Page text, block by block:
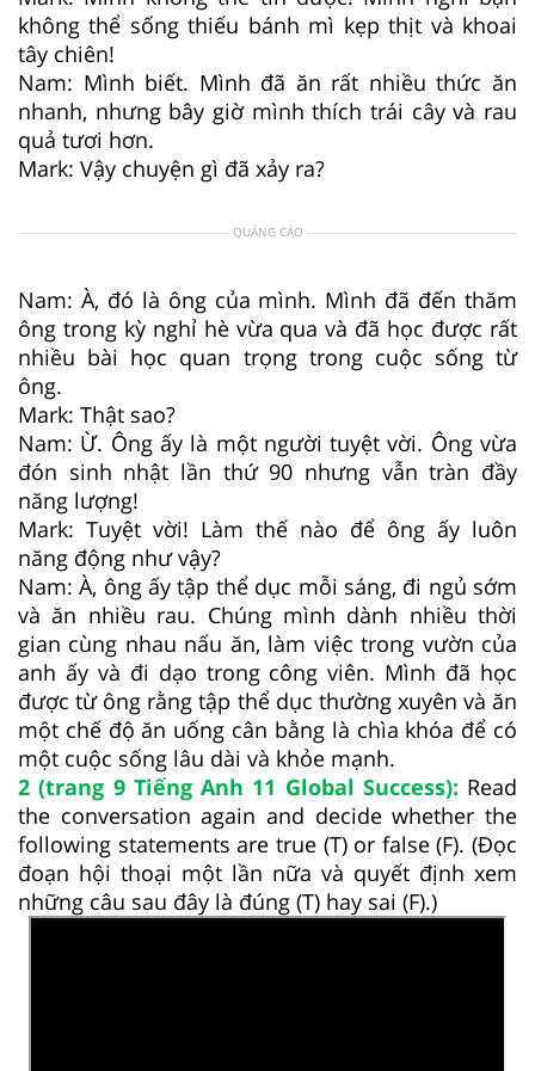
không thể sống thiếu bánh mì kẹp thịt và khoai
tây chiên!
Nam: Mình biết. Mình đã ăn rất nhiều thức ăn
nhanh, nhưng bây giờ mình thích trái cây và rau
quả tươi hơn.
Mark: Vậy chuyện gì đã xảy ra?
QUẢNG CÁO
Nam: À, đó là ông của mình. Mình đã đến thăm
ông trong kỳ nghỉ hè vừa qua và đã học được rất
nhiều bài học quan trọng trong cuộc sống từ
ông.
Mark: Thật sao?
Nam: Ừ. Ông ấy là một người tuyệt vời. Ông vừa
đón sinh nhật lần thứ 90 nhưng vẫn tràn đầy
năng lượng!
Mark: Tuyệt vời! Làm thế nào để ông ấy luôn
năng động như vậy?
Nam: À, ông ấy tập thể dục mỗi sáng, đi ngủ sớm
và ăn nhiều rau. Chúng mình dành nhiều thời
gian cùng nhau nấu ăn, làm việc trong vườn của
anh ấy và đi dạo trong công viên. Mình đã học
được từ ông rằng tập thể dục thường xuyên và ăn
một chế độ ăn uống cân bằng là chìa khóa để có
một cuộc sống lâu dài và khỏe mạnh.
2 (trang 9 Tiếng Anh 11 Global Success): Read
the conversation again and decide whether the
following statements are true (T) or false (F). (Đọc
đoạn hội thoại một lần nữa và quyết định xem
những câu sau đây là đúng (T) hay sai (F).)